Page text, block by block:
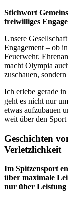
Stichwort
freiwilliges
Unsere
Engagement – ob
Feuerwehr.
macht Olympia
zuschauen,
Ich erlebe gerade
geht es nicht nur
etwas aufzubauen
weit über den
Geschichten
Verletzlichkeit
Im Spitzensport
über maximale
nur über Leistung